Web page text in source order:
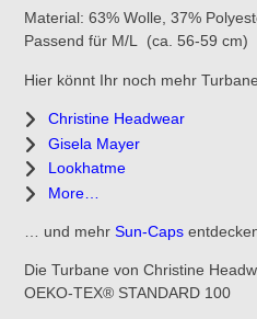
Material:63% Wolle, 37%
Passend für M/L (ca. 56-59 cm)
Hier könnt Ihr noch mehr
Christine Headwear
Gisela Mayer
Lookhatme
More…
… und mehrSun-Caps
Die Turbane von Christine
OEKO-TEX® STANDARD 100